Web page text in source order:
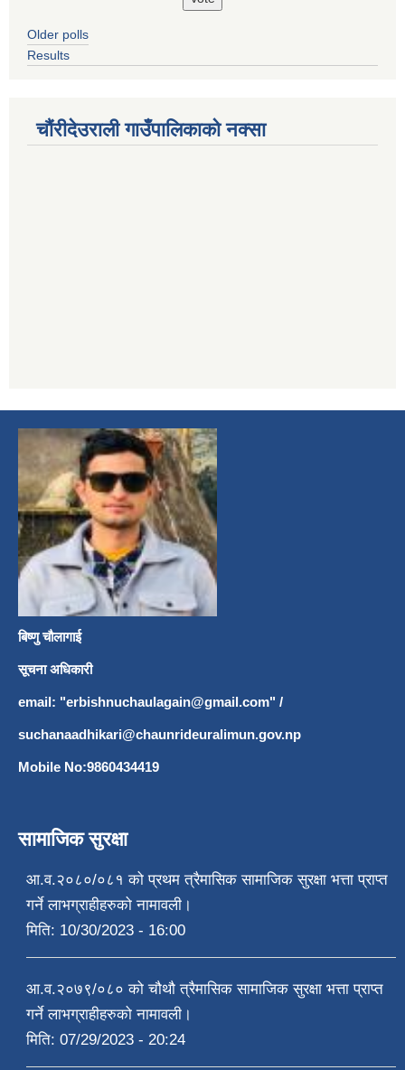
Older polls
Results
चौंरीदेउराली गाउँपालिकाको नक्सा
बिष्णु चौलागाई
सूचना अधिकारी
email: "erbishnuchaulagain@gmail.com" /
suchanaadhikari@chaunrideuralimun.gov.np
Mobile No:9860434419
सामाजिक सुरक्षा
आ.व.२०८०/०८१ को प्रथम त्रैमासिक सामाजिक सुरक्षा भत्ता प्राप्त
गर्ने लाभग्राहीहरुको नामावली।
मिति: 10/30/2023 - 16:00
आ.व.२०७९/०८० को चौथौ त्रैमासिक सामाजिक सुरक्षा भत्ता प्राप्त
गर्ने लाभग्राहीहरुको नामावली।
मिति: 07/29/2023 - 20:24